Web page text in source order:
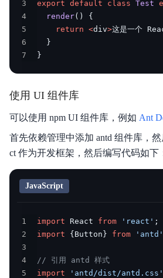
3
export default class Test
4
render( )
{
5
return <div>这是一个
6
}
7
}
使用 UI 组件库
可以使用 npm UI 组件库，例如 Ant
首先依赖管理中添加 antd 组件库，
ct 作为开发框架，然后编写代码如下
JavaScript
1 import React from 'react' ;
2
import { Button } from 'antd'
3
4
// 引用 antd 样式
5
import 'antd/dist/antd.css'